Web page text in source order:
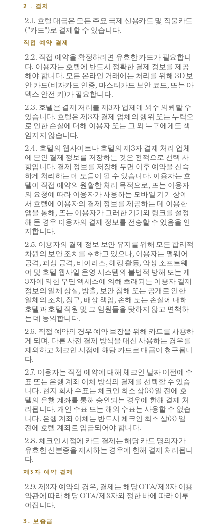
2 . 결제
2.1. 호텔 대금은 모든 주요 국제 신용카드 및 직불카드
("카드")로 결제할 수 있습니다.
직접 예약 결제
2.2. 직접 예약을 확정하려면 유효한 카드가 필요합니
다. 이용자는 호텔에 반드시 정확한 결제 정보를 제공
해야 합니다. 모든 온라인 거래에는 처리를 위해 3D 보
안 카드(비자카드 인증, 마스터카드 보안 코드, 또는 아
멕스 안전 키)가 필요합니다.
2.3. 호텔은 결제 처리를 제3자 업체에 외주 의뢰할 수
있습니다. 호텔은 제3자 결제 업체의 행위 또는 누락으
로 인한 손실에 대해 이용자 또는 그 외 누구에게도 책
임지지 않습니다.
2.4. 호텔의 웹사이트나 호텔의 제3자 결제 처리 업체
에 본인 결제 정보를 저장하는 것은 전적으로 선택 사
항입니다. 결제 정보를 저장해 두면 이후 예약을 신속
하게 처리하는 데 도움이 될 수 있습니다. 이용자는 호
텔이 직접 예약의 원활한 처리 목적으로, 또는 이용자
의 요청에 따라 이용자가 사용하는 모바일 기기 상에
서 호텔에 이용자의 결제 정보를 제공하는 데 이용한
앱을 통해, 또는 이용자가 그러한 기기와 링크를 설정
해 둔 경우 이용자의 결제 정보를 전송할 수 있음을 인
지합니다.
2.5. 이용자의 결제 정보 보안 유지를 위해 모든 합리적
차원의 보안 조치를 취하고 있으나, 이용자는 맬웨어
공격, 피싱 공격, 바이러스, 해킹 활동, 악성 소프트웨
어 및 호텔 웹사잍 운영 시스템의 불법적 방해 또는 제
3자에 의한 무단 액세스에 의해 초래되는 이용자 결제
정보의 일체 상실, 방출, 보안 침해 또는 공개로 인한
일체의 조치, 청구, 배상 책임, 손해 또는 손실에 대해
호텔과 호텔 직원 및 그 임원들을 탓하지 않고 면책하
는 데 동의합니다.
2.6. 직접 예약의 경우 예약 보장을 위해 카드를 사용하
게 되며, 다른 사전 결제 방식을 대신 사용하는 경우를
제외하고 체크인 시점에 해당 카드로 대금이 청구됩니
다.
2.7. 이용자는 직접 예약에 대해 체크인 날짜 이전에 수
표 또는 은행 계좌 이체 방식의 결제를 선택할 수 있습
니다. 현지 회사 수표는 체크인 최소 삼(3) 일 전에 호
텔의 은행 계좌를 통해 승인되는 경우에 한해 결제 처
리됩니다. 개인 수표 또는 해외 수표는 사용할 수 없습
니다. 은행 계좌 이체는 반드시 체크인 최소 삼(3) 일
전에 호텔 계좌로 입금되어야 합니다.
2.8. 체크인 시점에 카드 결제는 해당 카드 명의자가
유효한 신분증을 제시하는 경우에 한해 결제 처리됩니
다.
제3자 예약 결제
2.9. 제3자 예약의 경우, 결제는 해당 OTA/제3자 이용
약관에 따라 해당 OTA/제3자와 정한 바에 따라 이루
어집니다.
3. 보증금